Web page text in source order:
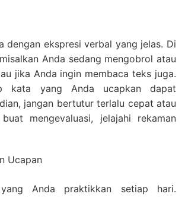
dengan ekspresi verbal yang jelas. Di
Anda sedang mengobrol atau
jika Anda ingin membaca teks juga.
kata yang Anda ucapkan dapat
jangan bertutur terlalu cepat atau
mengevaluasi, jelajahi rekaman
Ucapan
Anda praktikkan setiap hari.